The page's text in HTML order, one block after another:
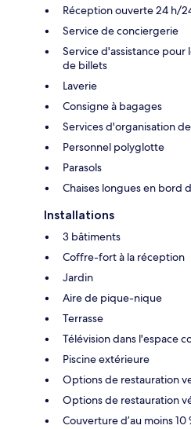
Réception ouverte 24 h/
Service de conciergerie
Service d'assistance pour
de billets
Laverie
Consigne à bagages
Services d'organisation
Personnel polyglotte
Parasols
Chaises longues en bord
Installations
3 bâtiments
Coffre-fort à la réception
Jardin
Aire de pique-nique
Terrasse
Télévision dans l'espace
Piscine extérieure
Options de restauration
Options de restauration
Couverture d’au moins